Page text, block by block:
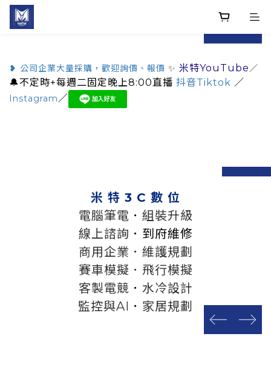
prev next
❥ 公司企業大量採購，歡迎詢價、報價 ✨ 米特YouTube／
🔔不定時+每週二固定晚上8:00直播 抖音Tiktok ／
Instagram ／
米 特 3 C 數 位
電腦筆電 ． 組裝升級
線上諮詢 ．到府維修
商用企業．維護規劃
賽車模擬．飛行模擬
客製電競 ． 水冷設計
監控與AI ． 家居規劃
prev next